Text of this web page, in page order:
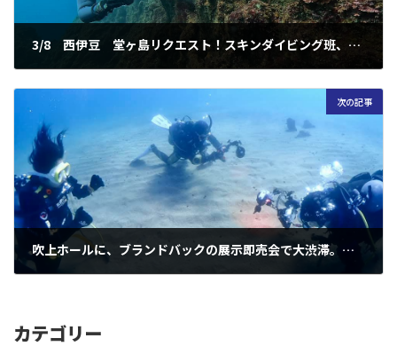
3/8 西伊豆 堂ヶ島リクエスト！スキンダイビング班、スキューバダイビング班と別れて、旬な海でボートダイブ！ってツアー
2025年3月11日
次の記事
吹上ホールに、ブランドバックの展示即売会で大渋滞。ダイビング器材の展示会は、大熱狂！映えるTUSAロングフィンも、実力派を確認して、大人の目にも優しいATOMOS3に驚愕！マンタも無事に会えて明日の石垣島の海にも期待！ってお話
2025年3月14日
カテゴリー